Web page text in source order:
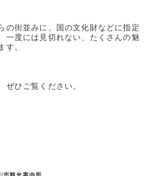
の街並みに、国の文化財などに指定
一度には見切れない、たくさんの魅
す。
ぜひご覧ください。